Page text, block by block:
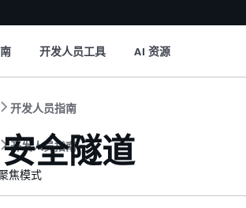
开发人员工具 AI 资源
开发人员指南
开发人员指南
全隧道
焦模式